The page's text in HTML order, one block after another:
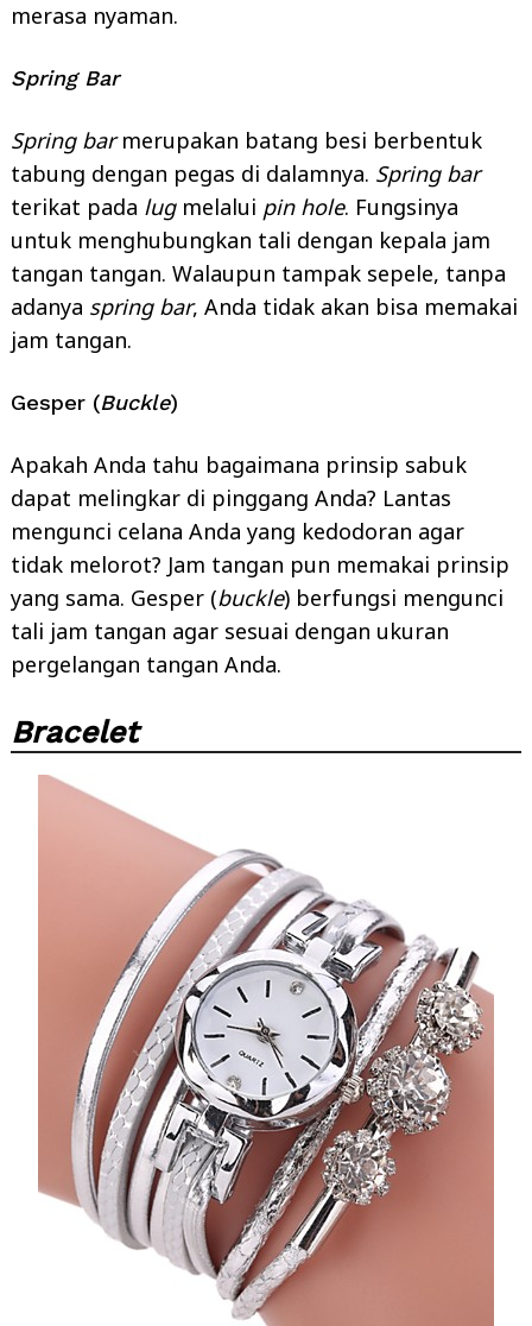
merasa nyaman.
Spring Bar
Spring barmerupakan batang besi berbentuk
tabung dengan pegas di dalamnya. Spring bar
terikat pada lugmelalui pin hole. Fungsinya
untuk menghubungkan tali dengan kepala jam
tangan tangan. Walaupun tampak sepele, tanpa
adanya spring bar, Anda tidak akan bisa memakai
jam tangan.
Gesper (Buckle)
Apakah Anda tahu bagaimana prinsip sabuk
dapat melingkar di pinggang Anda? Lantas
mengunci celana Anda yang kedodoran agar
tidak melorot? Jam tangan pun memakai prinsip
yang sama. Gesper (buckle) berfungsi mengunci
tali jam tangan agar sesuai dengan ukuran
pergelangan tangan Anda.
Bracelet